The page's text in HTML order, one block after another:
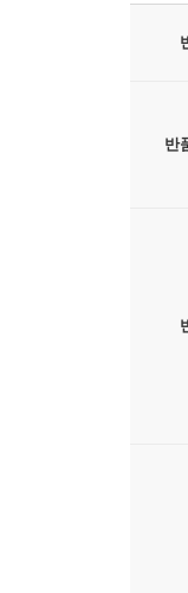
반